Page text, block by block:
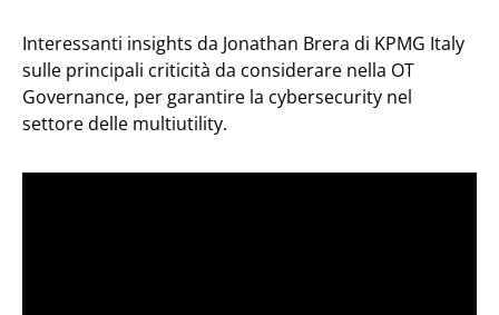
Interessanti insights da Jonathan Brera di KPMG Italy
sulle principali criticità da considerare nella OT
Governance, per garantire la cybersecurity nel
settore delle multiutility.